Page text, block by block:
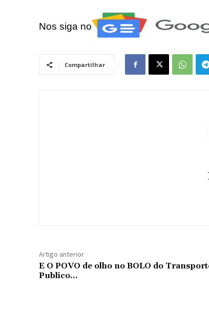
Nos siga no
Compartilhar
Artigo anterior
E O POVO de olho no BOLO do
Publico…